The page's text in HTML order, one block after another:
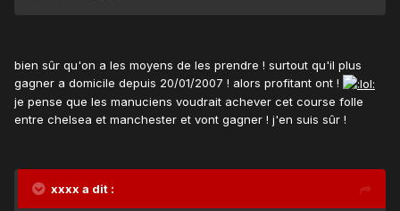
bien sûr qu'on a les moyens de les prendre ! surtout qu'il plus
gagner a domicile depuis 20/01/2007 ! alors profitant ont !
je pense que les manuciens voudrait achever cet course folle
entre chelsea et manchester et vont gagner ! j'en suis sûr !
xxxx a dit :